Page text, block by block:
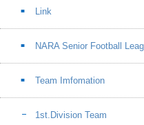
Link
NARA Senior Football
Team Imfomation
1st.Division Team